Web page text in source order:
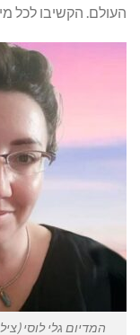
העולם. הקשיבו לכל
המדיום גלי לוסי